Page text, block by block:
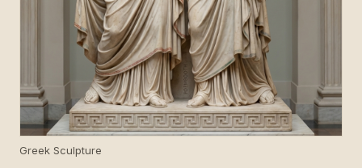
Greek Sculpture